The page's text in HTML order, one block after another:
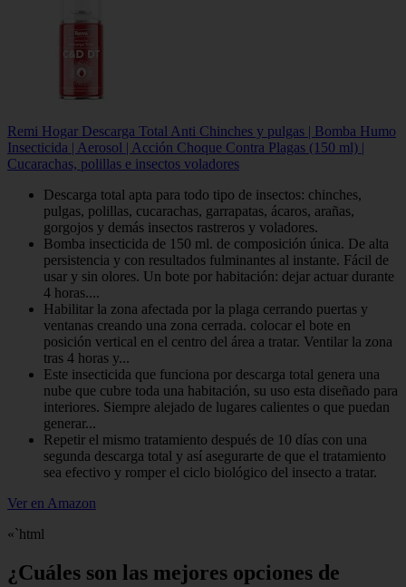
Remi Hogar Descarga Total Anti Chinches y pulgas | Bomba Humo
Insecticida | Aerosol | Acción Choque Contra Plagas (150 ml) |
Cucarachas, polillas e insectos voladores
Descarga total apta para todo tipo de insectos: chinches,
pulgas, polillas, cucarachas, garrapatas, ácaros, arañas,
gorgojos y demás insectos rastreros y voladores.
Bomba insecticida de 150 ml. de composición única. De alta
persistencia y con resultados fulminantes al instante. Fácil de
usar y sin olores. Un bote por habitación: dejar actuar durante
4 horas....
Habilitar la zona afectada por la plaga cerrando puertas y
ventanas creando una zona cerrada. colocar el bote en
posición vertical en el centro del área a tratar. Ventilar la zona
tras 4 horas y...
Este insecticida que funciona por descarga total genera una
nube que cubre toda una habitación, su uso esta diseñado para
interiores. Siempre alejado de lugares calientes o que puedan
generar...
Repetir el mismo tratamiento después de 10 días con una
segunda descarga total y así asegurarte de que el tratamiento
sea efectivo y romper el ciclo biológico del insecto a tratar.
Ver en Amazon
«`html
¿Cuáles son las mejores opciones de